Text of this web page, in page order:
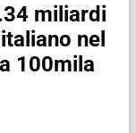
miliardi
nel
100mila